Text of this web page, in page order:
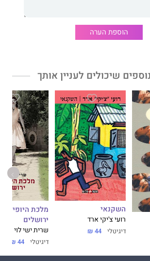
סופרת רבי המכראלה פרנק
רבי המכר בעולם וסחף אחריו קהל קוראים
הוספת הערה
שיכולים לעניין אותך
השקנאי
רועי צ'יקי ארד
דיגיטלי 44 ₪
מלכת היופי של
ירושלים
שרית ישי לוי
דיגיטלי 44 ₪